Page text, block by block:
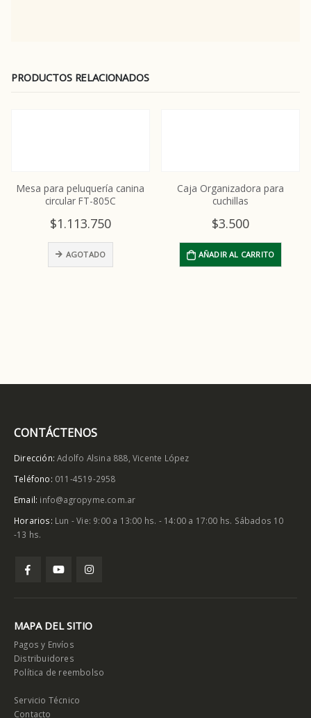
PRODUCTOS RELACIONADOS
Mesa para peluquería canina
circular FT-805C
$1.113.750
AGOTADO
Caja Organizadora para
cuchillas
$3.500
AÑADIR AL CARRITO
CONTÁCTENOS
Dirección: Adolfo Alsina 888, Vicente López
Teléfono: 011-4519-2958
Email: info@agropyme.com.ar
Horarios: Lun - Vie: 9:00 a 13:00 hs. - 14:00 a 17:00 hs. Sábados 10
-13 hs.
MAPA DEL SITIO
Pagos y Envíos
Distribuidores
Política de reembolso
Servicio Técnico
Contacto